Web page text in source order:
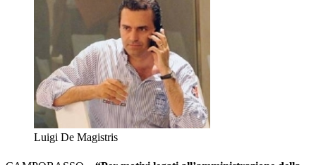
Luigi De Magistris